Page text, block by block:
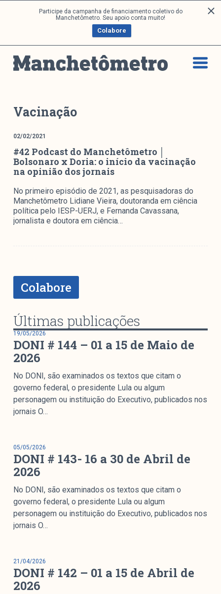
Participe da campanha de financiamento coletivo do
Manchetômetro. Seu apoio conta muito!
Colabore
a
p
e
d
o
Análises
DONI
Boletim M
M Facebook
M Instagram
Livros
Arquivos
Mediómetro
O Manchetômetro é um site de acompanhamento da
cobertura da grande mídia sobre temas de economia e
política produzido pelo Laboratório de Estudos de Mídia
no Instituto de Estudos Sociais e Políticos (IESP) da
Universidade do Estado do Rio de Janeiro (UERJ). O
Manchetômetro não tem filiação com partidos ou grupos
Institucional
Nossa História
Missão
Metodologia
Equipe
Na Mídia
Parcerias
Contato
Vacinação
02/02/2021
#42 Podcast do Manchetômetro │
Bolsonaro x Doria: o início da vacinação
na opinião dos jornais
No primeiro episódio de 2021, as pesquisadoras do
Manchetômetro Lidiane Vieira, doutoranda em ciência
política pelo IESP-UERJ, e Fernanda Cavassana,
jornalista e doutora em ciência…
Colabore
Últimas publicações
19/05/2026
DONI # 144 – 01 a 15 de Maio de
2026
No DONI, são examinados os textos que citam o
governo federal, o presidente Lula ou algum
personagem ou instituição do Executivo, publicados nos
jornais O…
05/05/2026
DONI # 143- 16 a 30 de Abril de
2026
No DONI, são examinados os textos que citam o
governo federal, o presidente Lula ou algum
personagem ou instituição do Executivo, publicados nos
jornais O…
21/04/2026
DONI # 142 – 01 a 15 de Abril de
2026